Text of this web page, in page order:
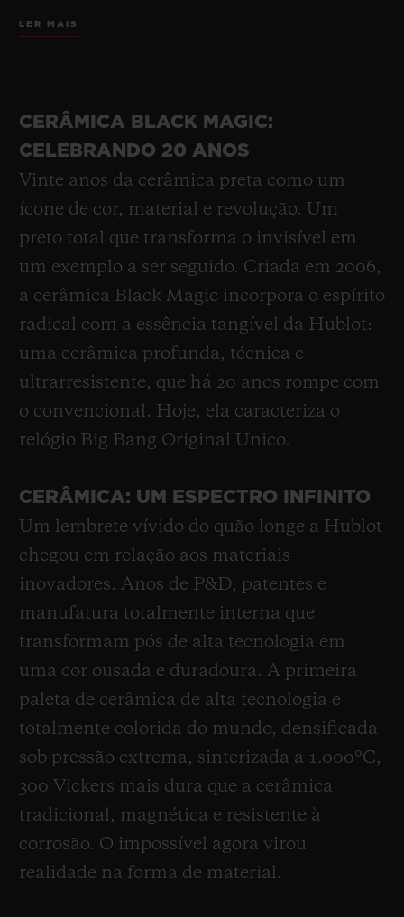
titânio e bisel em cerâmica preta; cerâmica
preto. Juntos, eles contam uma história:
vinte anos de pesquisa, fusão e trabalho
artesanal combinados em um ícone.
LER MAIS
CERÂMICA BLACK MAGIC:
CELEBRANDO 20 ANOS
Vinte anos da cerâmica preta como um
ícone de cor, material e revolução. Um
preto total que transforma o invisível em
um exemplo a ser seguido. Criada em 2006,
a cerâmica Black Magic incorpora o espírito
radical com a essência tangível da Hublot:
uma cerâmica profunda, técnica e
ultrarresistente, que há 20 anos rompe com
o convencional. Hoje, ela caracteriza o
relógio Big Bang Original Unico.
CERÂMICA: UM ESPECTRO INFINITO
Um lembrete vívido do quão longe a Hublot
chegou em relação aos materiais
inovadores. Anos de P&D, patentes e
manufatura totalmente interna que
transformam pós de alta tecnologia em
uma cor ousada e duradoura. A primeira
paleta de cerâmica de alta tecnologia e
totalmente colorida do mundo, densificada
sob pressão extrema, sinterizada a 1.000°C,
300 Vickers mais dura que a cerâmica
tradicional, magnética e resistente à
corrosão. O impossível agora virou
realidade na forma de material.